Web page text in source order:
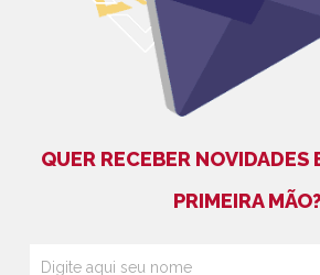
QUER RECEBER NOVIDADES
PRIMEIRA MÃO?